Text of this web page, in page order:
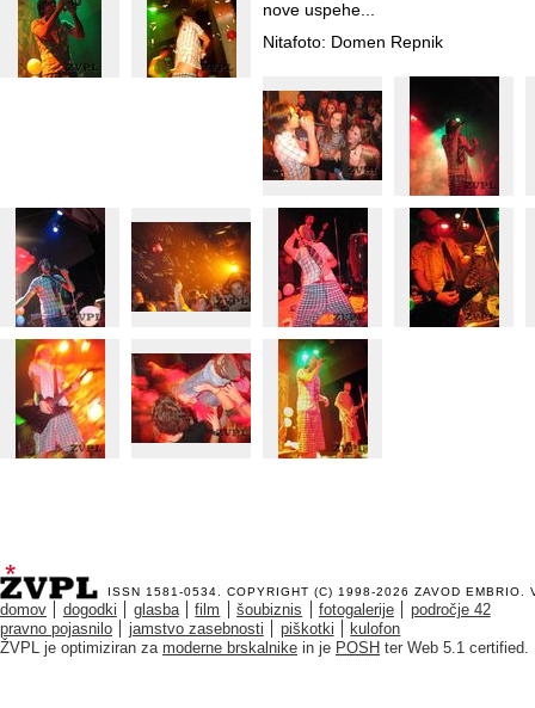
nove uspehe...
Nitafoto: Domen Repnik
ISSN 1581-0534. COPYRIGHT (C) 1998-2026 ZAVOD EMBRIO .
domov dogodki glasba film šoubiznis fotogalerije
področje 42
pravno pojasnilo
jamstvo zasebnosti piškotki
kulofon
ŽVPL je optimiziran za moderne brskalnike in je POSH ter Web 5.1 certified.